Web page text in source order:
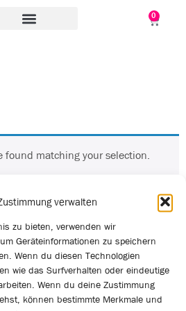
verwalten
zu bieten, verwenden wir
Geräteinformationen zu speichern
Wenn du diesen Technologien
wie das Surfverhalten oder eindeutige
Wenn du deine Zustimmung
können bestimmte Merkmale und
0
found matching your selection.